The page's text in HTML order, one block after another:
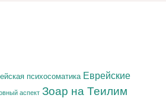
психосоматика Еврейские
аспект Зоар на Теилим